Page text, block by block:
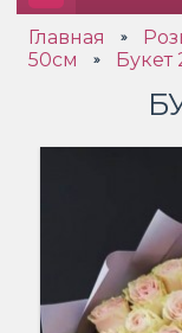
Главная »
50см
» Букет